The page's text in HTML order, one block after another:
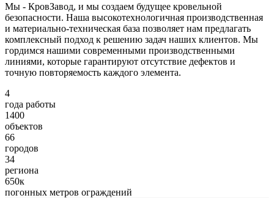
Мы - КровЗавод, и мы создаем будущее кровельной
безопасности. Наша высокотехнологичная производственная
и материально-техническая база позволяет нам предлагать
комплексный подход к решению задач наших клиентов. Мы
гордимся нашими современными производственными
линиями, которые гарантируют отсутствие дефектов и
точную повторяемость каждого элемента.
4
года работы
1400
объектов
66
городов
34
региона
650к
погонных метров ограждений